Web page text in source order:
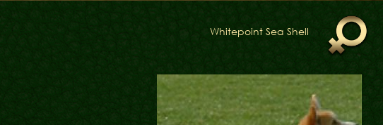
Whitepoint Sea Shell